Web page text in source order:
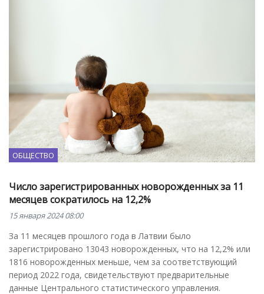
ОБЩЕСТВО
Число зарегистрированных новорожденных за 11
месяцев сократилось на 12,2%
15 января 2024 08:00
За 11 месяцев прошлого года в Латвии было
зарегистрировано 13043 новорожденных, что на 12,2% или
1816 новорожденных меньше, чем за соответствующий
период 2022 года, свидетельствуют предварительные
данные Центрального статистического управления.